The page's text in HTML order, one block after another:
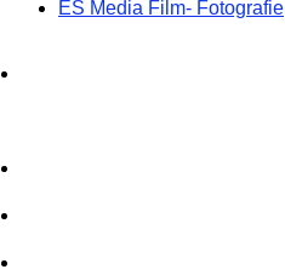
ES Media Film- Fotografie